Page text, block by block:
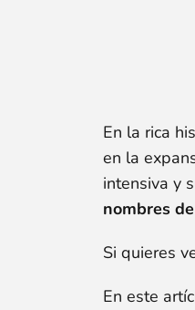
En la rica
en la
intensiva y
nombres
Si quieres
En este